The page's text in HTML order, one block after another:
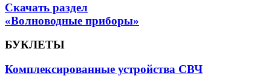
Скачать раздел
«Волноводные приборы»
БУКЛЕТЫ
Комплексированные устройства СВЧ